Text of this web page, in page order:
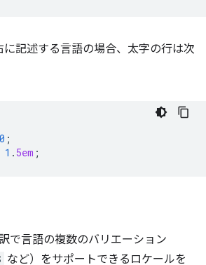
記述する言語の場合、太字の行は次
0 ;
1 . 5em ;
で言語の複数のバリエーション
など）をサポートできるロケールを